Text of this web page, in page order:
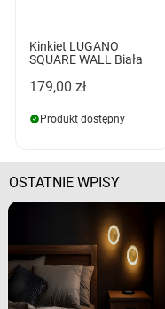
Kinkiet LUGANO
SQUARE WALL Biała
179,00 zł
Produkt dostępny
OSTATNIE WPISY